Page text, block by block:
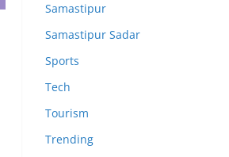
Samastipur
Samastipur Sadar
Sports
Tech
Tourism
Trending